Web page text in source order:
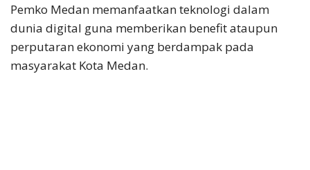
Pemko Medan memanfaatkan teknologi dalam
dunia digital guna memberikan benefit ataupun
perputaran ekonomi yang berdampak pada
masyarakat Kota Medan.